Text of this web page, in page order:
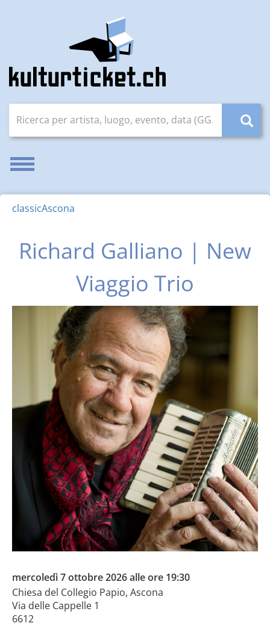
Attivare/disattivare la navigazione
classicAscona
Richard Galliano | New
Viaggio Trio
mercoledì 7 ottobre 2026 alle ore 19:30
Chiesa del Collegio Papio, Ascona
Via delle Cappelle 1
6612